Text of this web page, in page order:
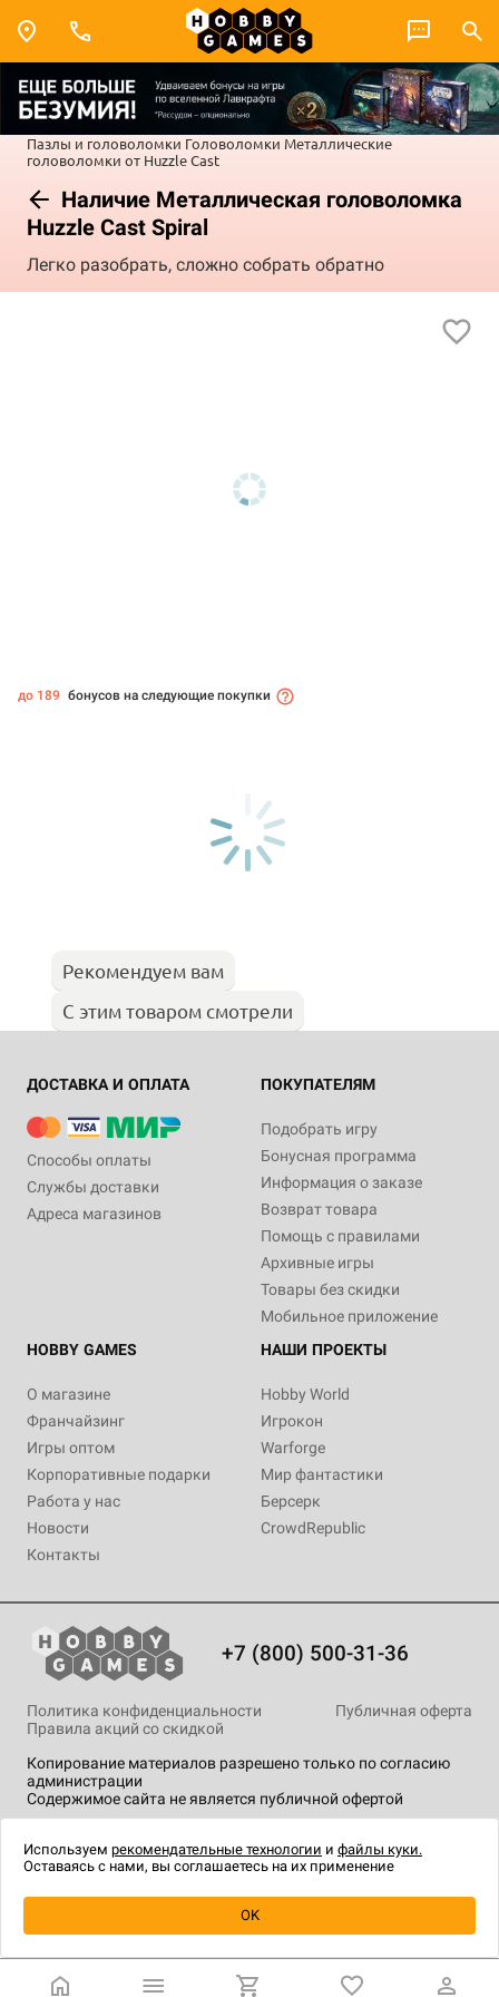
Пазлы и головоломки Головоломки Металлические
головоломки от Huzzle Cast
Наличие Металлическая головоломка
Huzzle Cast Spiral
Легко разобрать, сложно собрать обратно
Купить| 1 890 ₽
до 189 бонусов на следующие покупки
Рекомендуем вам
С этим товаром смотрели
ДОСТАВКА И ОПЛАТА
Способы оплаты
Службы доставки
Адреса магазинов
ПОКУПАТЕЛЯМ
Подобрать игру
Бонусная программа
Информация о заказе
Возврат товара
Помощь с правилами
Архивные игры
Товары без скидки
Мобильное приложение
HOBBY GAMES
О магазине
Франчайзинг
Игры оптом
Корпоративные подарки
Работа у нас
Новости
Контакты
НАШИ ПРОЕКТЫ
Hobby World
Игрокон
Warforge
Мир фантастики
Берсерк
CrowdRepublic
+7 (800) 500-31-36
Копирование материалов разрешено только по согласию
администрации
Содержимое сайта не является публичной офертой
Политика конфиденциальности
Публичная оферта
Правила акций со скидкой
технологии.
Используем рекомендательные технологии и файлы куки.
Оставаясь с нами, вы соглашаетесь на их применение
OK